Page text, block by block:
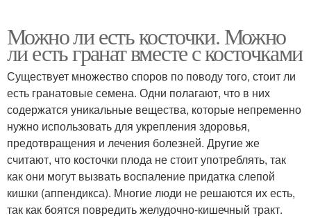
Можно ли есть косточки. Можно
ли есть гранат вместе с косточками
Существует множество споров по поводу того, стоит ли
есть гранатовые семена. Одни полагают, что в них
содержатся уникальные вещества, которые непременно
нужно использовать для укрепления здоровья,
предотвращения и лечения болезней. Другие же
считают, что косточки плода не стоит употреблять, так
как они могут вызвать воспаление придатка слепой
кишки (аппендикса). Многие люди не решаются их есть,
так как боятся повредить желудочно-кишечный тракт.